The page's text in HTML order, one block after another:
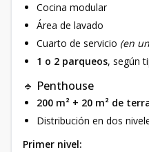
Cocina modular
Área de lavado
Cuarto de servicio (en
1 o 2 parqueos, según
🔹 Penthouse
200 m² + 20 m² de
Distribución en dos
Primer nivel: